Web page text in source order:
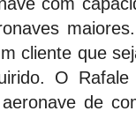
cliente que
O
de